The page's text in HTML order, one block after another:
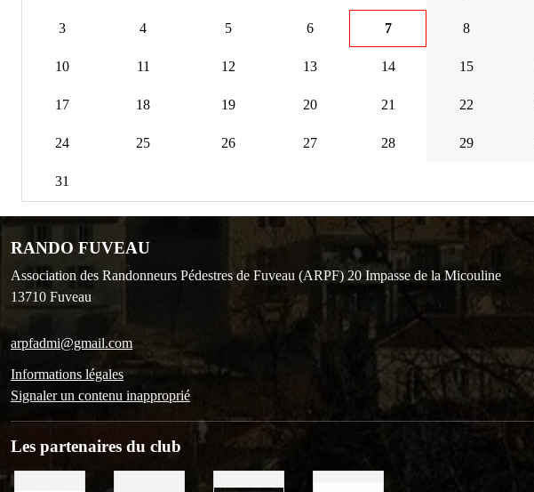
3 4 5 6 7 8
10 11 12 13 14 15
17 18 19 20 21 22
24 25 26 27 28 29
31
RANDO FUVEAU
Association des Randonneurs Pédestres de Fuveau (ARPF) 20 Impasse de la Micouline
13710 Fuveau
arpfadmi@gmail.com
Informations légales
Signaler un contenu inapproprié
Les partenaires du club